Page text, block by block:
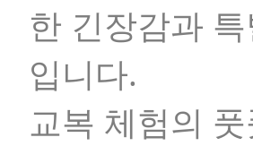
한 긴장감과
입니다.
교복 체험의